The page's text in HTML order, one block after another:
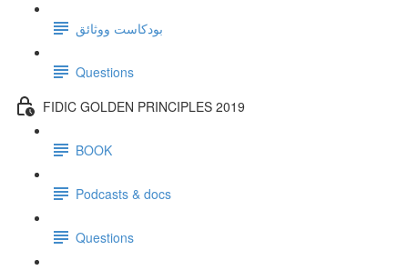
بودكاست ووثائق
Questions
FIDIC GOLDEN PRINCIPLES 2019
BOOK
Podcasts & docs
Questions